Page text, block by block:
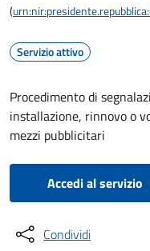
(
Servizio attivo
Procedimento di
installazione, rinnovo o
mezzi pubblicitari
Accedi al servizio
Condividi